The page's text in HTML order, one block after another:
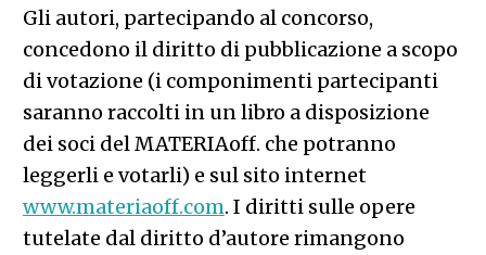
Gli autori, partecipando al concorso,
concedono il diritto di pubblicazione a scopo
di votazione (i componimenti partecipanti
saranno raccolti in un libro a disposizione
dei soci del MATERIAoff. che potranno
leggerli e votarli) e sul sito internet
www.materiaoff.com. I diritti sulle opere
tutelate dal diritto d’autore rimangono